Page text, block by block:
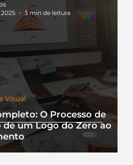
O Processo de
de um Logo do Zero ao
Visual
2025
3 min de leitura